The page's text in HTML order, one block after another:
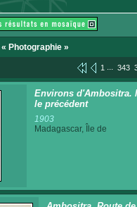
« Photographie »
1 ... 343
Environs d'Ambositra.
le précédent
1903
Madagascar, Île de